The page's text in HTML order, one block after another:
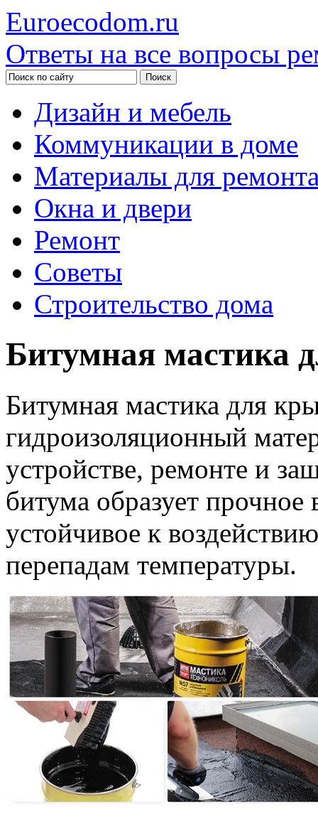
Euroecodom.ru
Ответы на все вопросы
Дизайн и мебель
Коммуникации в доме
Материалы для
Окна и двери
Ремонт
Советы
Строительство дома
Битумная мастика
Битумная мастика для
гидроизоляционный
устройстве, ремонте и
битума образует прочное
устойчивое к
перепадам температуры.